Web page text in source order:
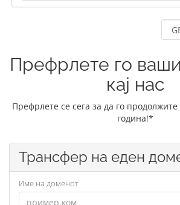
Префрлете го
кај нас
Префрлете се сега за да го
година!*
Трансфер на еден
Име на доменот